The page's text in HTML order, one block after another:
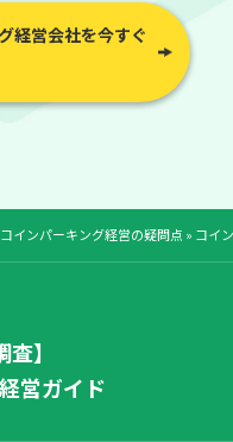
経営会社を今すぐ
コインパーキング経営の疑問点 » コイ
】
営ガイド